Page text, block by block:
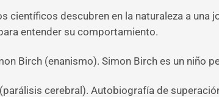
científicos descubren en la naturaleza a
entender su comportamiento.
Birch (enanismo). Simon Birch es un niño
cerebral). Autobiografía de